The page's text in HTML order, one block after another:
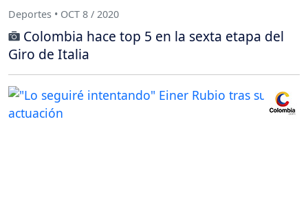
Deportes • OCT 8 / 2020
Colombia hace top 5 en la sexta etapa del
Giro de Italia